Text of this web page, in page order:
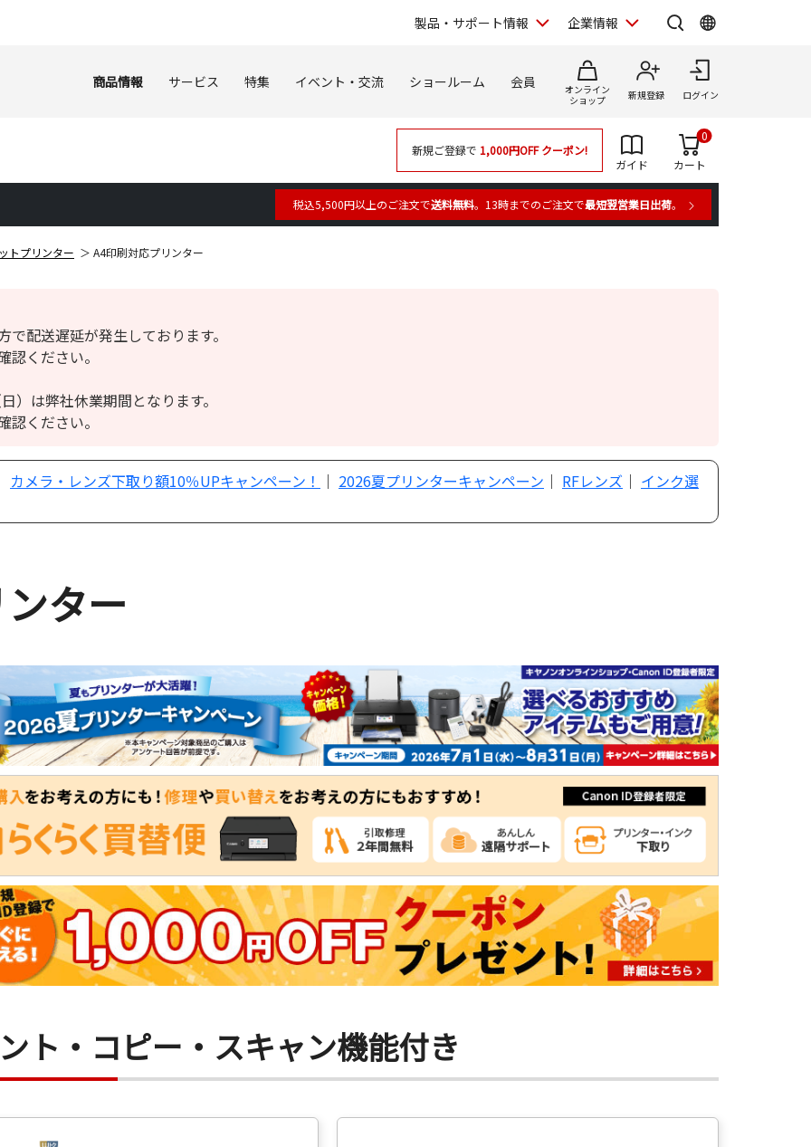
製品・サポート情報 企業情報
商品情報 サービス 特集 イベント・交流 ショールーム 会員
オンライン
ショップ
新規登録 ログイン
新規ご登録で 1,000円OFFクーポン!
ガイド
カート
0
税込5,500円以上のご注文で送料無料。13時までのご注文で最短翌営業日出荷。
トプリンター A4印刷対応プリンター
配送遅延が発生しております。
認ください。
）は弊社休業期間となります。
認ください。
カメラ・レンズ下取り額10％UPキャンペーン！ ｜ 2026夏プリンターキャンペーン ｜ RFレンズ ｜ インク選
ター
ト・コピー・スキャン機能付き